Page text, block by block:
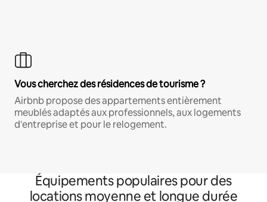
Vous cherchez des résidences de tourisme ?
Airbnb propose des appartements entièrement
meublés adaptés aux professionnels, aux logements
d'entreprise et pour le relogement.
Équipements populaires pour des
locations moyenne et longue durée